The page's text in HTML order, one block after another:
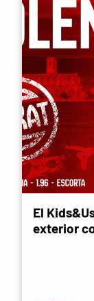
El
exterior